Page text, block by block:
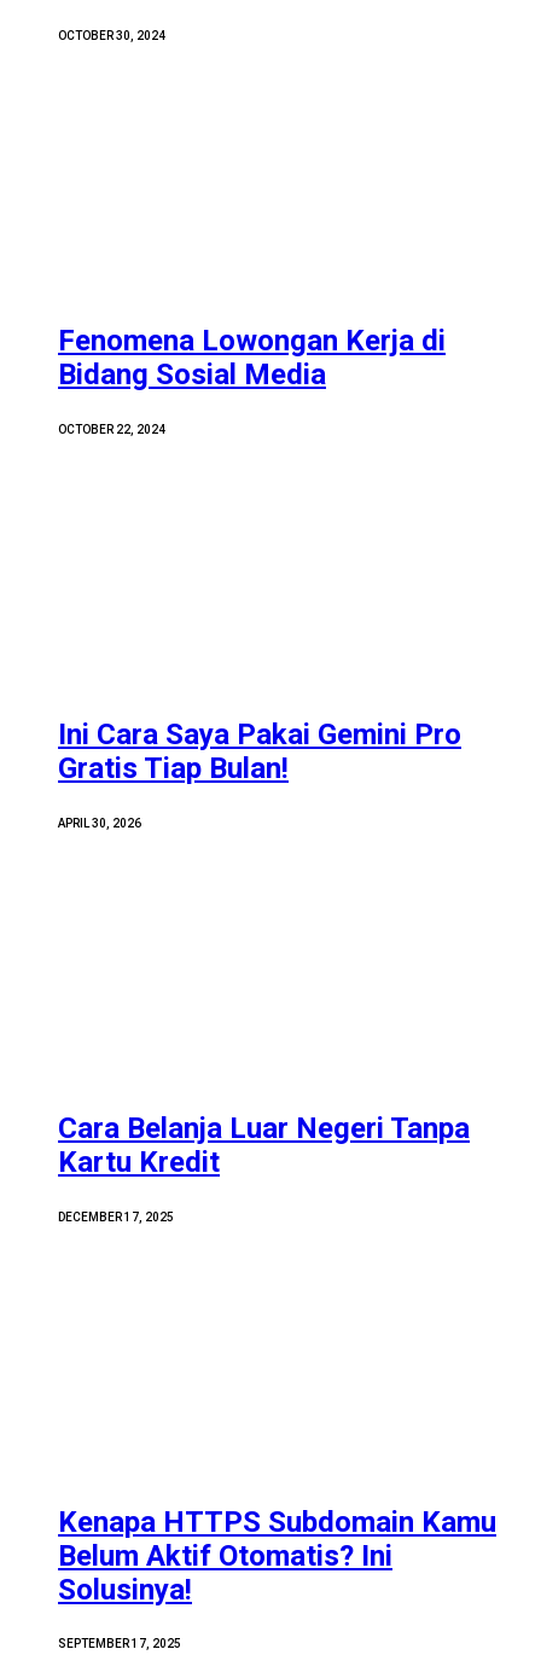
OCTOBER 30, 2024
Fenomena Lowongan Kerja di
Bidang Sosial Media
OCTOBER 22, 2024
Ini Cara Saya Pakai Gemini Pro
Gratis Tiap Bulan!
APRIL 30, 2026
Cara Belanja Luar Negeri Tanpa
Kartu Kredit
DECEMBER 17, 2025
Kenapa HTTPS Subdomain Kamu
Belum Aktif Otomatis? Ini
Solusinya!
SEPTEMBER 17, 2025